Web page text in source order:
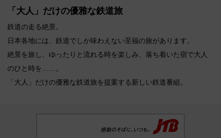
「大人」だけの優雅な鉄道旅
鉄道の走る絶景。
日本各地には、鉄道でしか味わえない至福の旅があります。
絶景を旅し、ゆったりと流れる時を楽しみ、落ち着いた宿で大人
のひと時を……。
「大人」だけの優雅な鉄道旅を提案する新しい鉄道番組。